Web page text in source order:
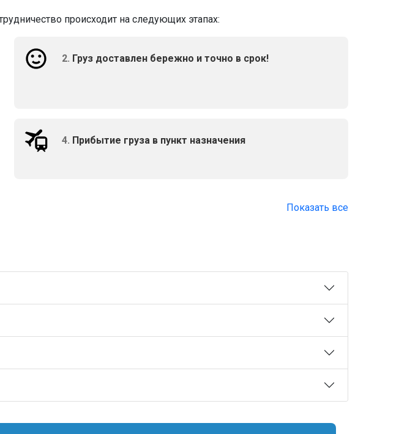
происходит на следующих этапах:
2. Груз доставлен бережно и точно в срок!
4. Прибытие груза в пункт назначения
Показать все